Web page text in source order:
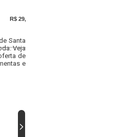
R$ 29,69
Santa
Veja
de
e